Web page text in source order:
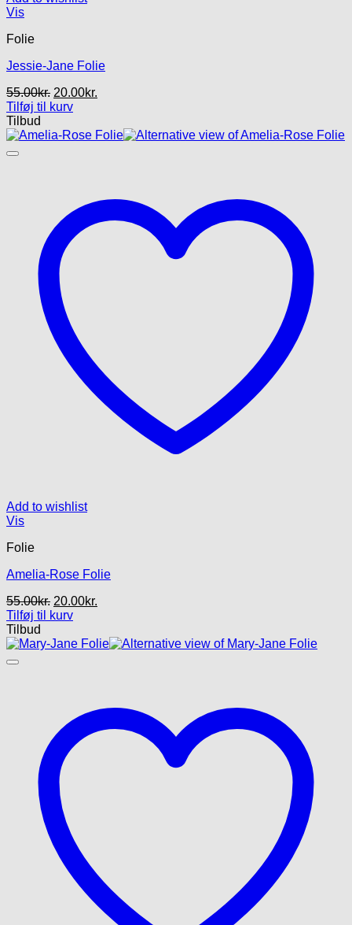
Vis
Folie
Jessie-Jane Folie
55.00kr. Den
oprindelige
var:
20.00kr.
er:
Tilføj til kurv
Tilbud
Add to wishlist
Vis
Folie
Amelia-Rose Folie
55.00kr. Den
oprindelige
var:
20.00kr.
er:
Tilføj til kurv
Tilbud